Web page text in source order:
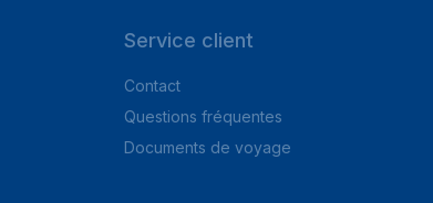
Service client
Contact
Questions fréquentes
Documents de voyage